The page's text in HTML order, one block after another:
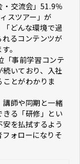
交流会」51.9％
スツアー」が
どんな環境で過
るコンテンツが
。
「事前学習コンテ
いており、入社
とがわかりま
師や同期と一緒
きる「研修」とい
を払拭するよう
ォローになりそ